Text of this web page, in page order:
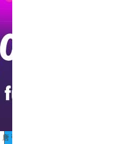
唐 弘